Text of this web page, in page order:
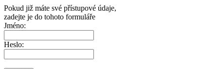
Pokud již máte své přístupové údaje,
zadejte je do tohoto formuláře
Jméno:
Heslo: